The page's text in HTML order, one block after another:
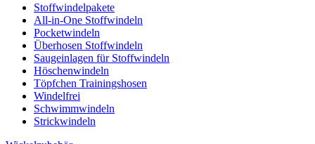
Stoffwindelpakete
All-in-One Stoffwindeln
Pocketwindeln
Überhosen Stoffwindeln
Saugeinlagen für Stoffwindeln
Höschenwindeln
Töpfchen Trainingshosen
Windelfrei
Schwimmwindeln
Strickwindeln